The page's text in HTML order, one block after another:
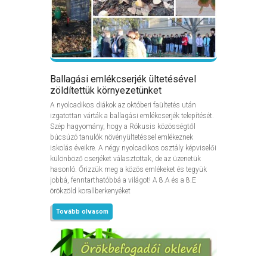
Ballagási emlékcserjék ültetésével
zöldítettük környezetünket
A nyolcadikos diákok az októberi faültetés után
izgatottan várták a ballagási emlékcserjék telepítését.
Szép hagyomány, hogy a Rókusis közösségtől
búcsúzó tanulók növényültetéssel emlékeznek
iskolás éveikre. A négy nyolcadikos osztály képviselői
különböző cserjéket választottak, de az üzenetük
hasonló. Őrizzük meg a közös emlékeket és tegyük
jobbá, fenntarthatóbbá a világot! A 8.A és a 8.E
örökzöld korallberkenyéket
Tovább olvasom